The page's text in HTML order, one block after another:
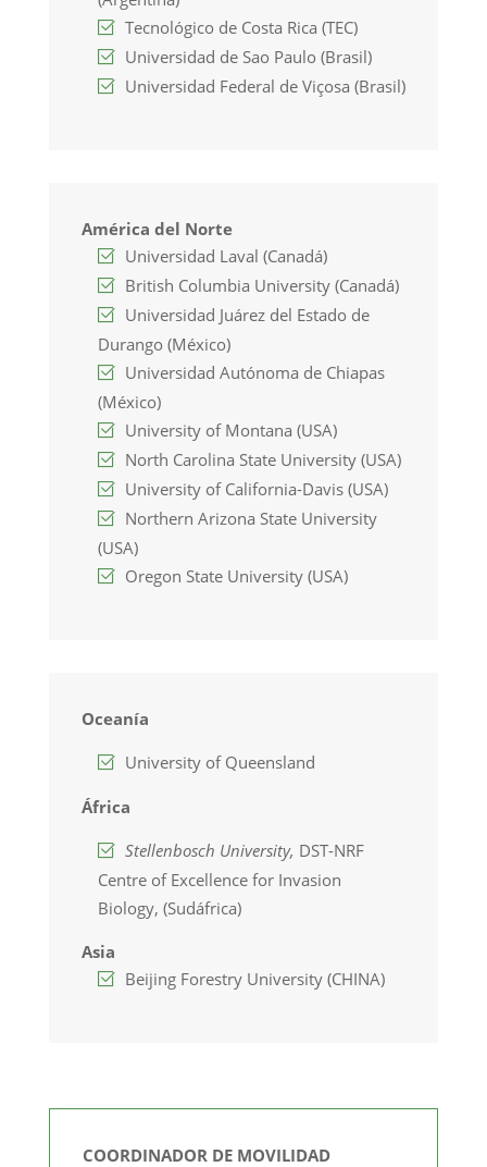
Tecnológico de Costa Rica (TEC)
Universidad de Sao Paulo (Brasil)
Universidad Federal de Viçosa (Brasil)
América del Norte
Universidad Laval (Canadá)
British Columbia University (Canadá)
Universidad Juárez del Estado de
Durango (México)
Universidad Autónoma de Chiapas
(México)
University of Montana (USA)
North Carolina State University (USA)
University of California-Davis (USA)
Northern Arizona State University
(USA)
Oregon State University (USA)
Oceanía
University of Queensland
África
Stellenbosch University, DST-NRF
Centre of Excellence for Invasion
Biology, (Sudáfrica)
Asia
Beijing Forestry University (CHINA)
COORDINADOR DE MOVILIDAD